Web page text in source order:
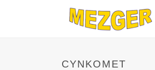
CYNKOMET